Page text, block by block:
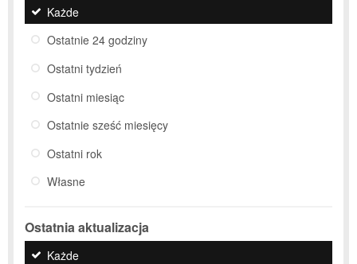
Każde
Ostatnie 24 godziny
Ostatni tydzień
Ostatni miesiąc
Ostatnie sześć miesięcy
Ostatni rok
Własne
Ostatnia aktualizacja
Każde